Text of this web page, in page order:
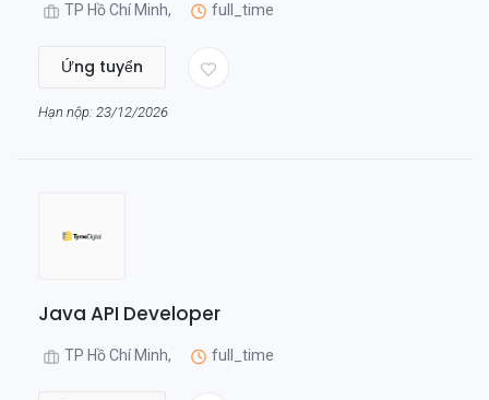
TP Hồ Chí Minh, full_time
Ứng tuyển
Hạn nộp: 23/12/2026
Java API Developer
TP Hồ Chí Minh, full_time